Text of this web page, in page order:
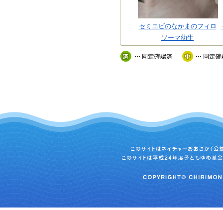
セミエビのなかまのフィロ
ソーマ幼生